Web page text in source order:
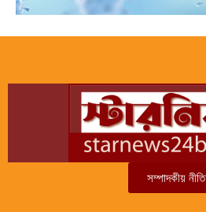
সম্পাদকীয় নীতি